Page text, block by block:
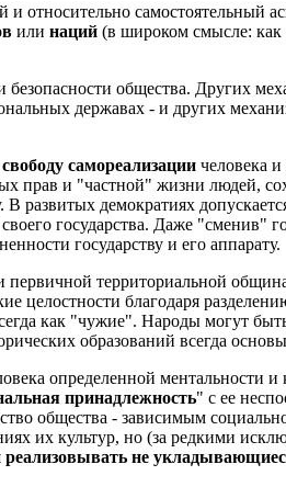
самостоятельный
или наций (в широком смысле: как
безопасности общества. Других
державах - и других
свободу самореализации человека
прав и "частной" жизни людей,
развитых демократиях
своего государства. Даже "сменив"
государству и его аппарату.
территориальной
целостности благодаря
как "чужие". Народы могут
образований всегда
определенной ментальности и
принадлежность" с ее
общества - зависимым
их культур, но (за редкими
реализовывать не